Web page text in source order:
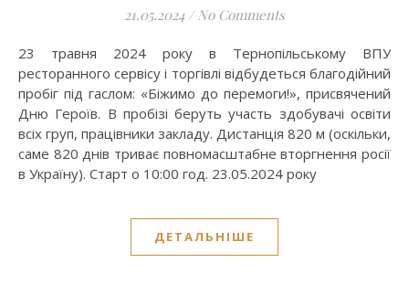
21.05.2024 / No Comments
23 травня 2024 року в Тернопільському ВПУ
ресторанного сервісу і торгівлі відбудеться благодійний
пробіг під гаслом: «Біжимо до перемоги!», присвячений
Дню Героїв. В пробізі беруть участь здобувачі освіти
всіх груп, працівники закладу. Дистанція 820 м (оскільки,
саме 820 днів триває повномасштабне вторгнення росії
в Україну). Старт о 10:00 год. 23.05.2024 року
ДЕТАЛЬНІШЕ